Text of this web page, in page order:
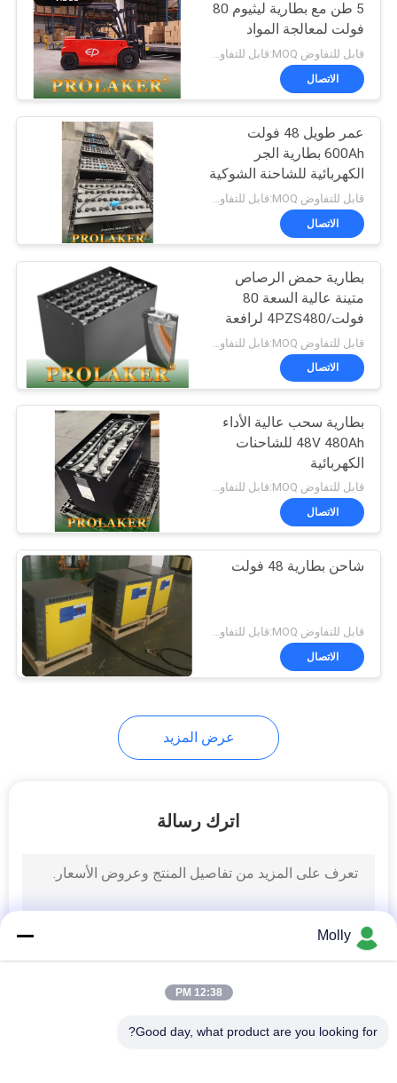
5 طن مع بطارية ليثيوم 80
فولت لمعالجة المواد
الصناعية
الاتصال
عمر طويل 48 فولت
600Ah بطارية الجر
الكهربائية للشاحنة الشوكية
للهيلي CPD20
الاتصال
بطارية حمض الرصاص
متينة عالية السعة 80
فولت/4PZS480 لرافعة
شوكية كهربائية Heli
CPD30
الاتصال
بطارية سحب عالية الأداء
48V 480Ah للشاحنات
الكهربائية
قابل للتفاوض MOQ:قابل للتفاوض
الاتصال
شاحن بطارية 48 فولت
قابل للتفاوض MOQ:قابل للتفاوض
الاتصال
عرض المزيد
اترك رسالة
Molly
12:38 PM
Good day, what product are you looking for?